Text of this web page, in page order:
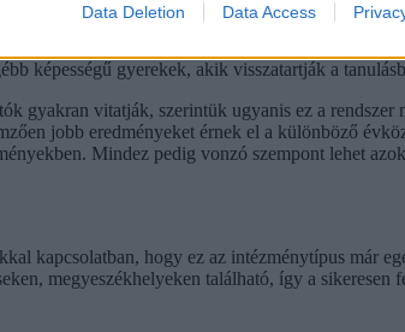
Data Deletion Data Access
is másik iskolába jelentkezik, és az sem utalsó
felvételi vizsgát és nagyon gyakran szóbeli
képességű gyerekek, akik visszatartják a
gyakran vitatják, szerintük ugyanis ez a
jobb eredményeket érnek el a különböző
Mindez pedig vonzó szempont lehet
kapcsolatban, hogy ez az intézménytípus már
megyeszékhelyeken található, így a